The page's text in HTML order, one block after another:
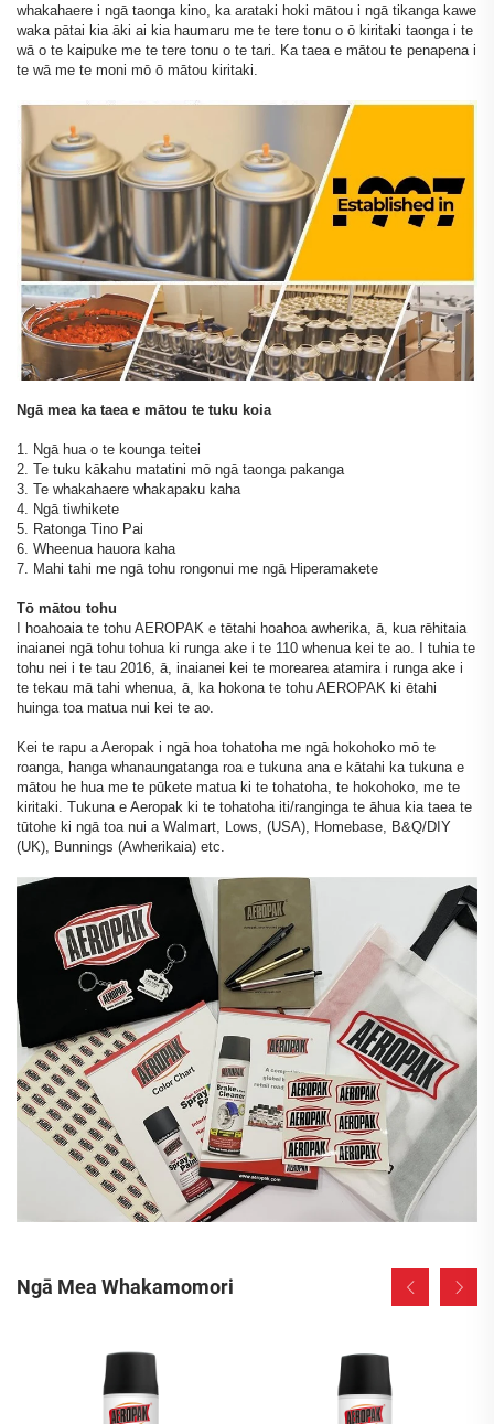
whakahaere i ngā taonga kino, ka arataki hoki mātou i ngā tikanga kawe
waka pātai kia āki ai kia haumaru me te tere tonu o ō kiritaki taonga i te
wā o te kaipuke me te tere tonu o te tari. Ka taea e mātou te penapena i
te wā me te moni mō ō mātou kiritaki.
Ngā mea ka taea e mātou te tuku koia
1. Ngā hua o te kounga teitei
2. Te tuku kākahu matatini mō ngā taonga pakanga
3. Te whakahaere whakapaku kaha
4. Ngā tiwhikete
5. Ratonga Tino Pai
6. Wheenua hauora kaha
7. Mahi tahi me ngā tohu rongonui me ngā Hiperamakete
Tō mātou tohu
I hoahoaia te tohu AEROPAK e tētahi hoahoa awherika, ā, kua rēhitaia
inaianei ngā tohu tohua ki runga ake i te 110 whenua kei te ao. I tuhia te
tohu nei i te tau 2016, ā, inaianei kei te morearea atamira i runga ake i
te tekau mā tahi whenua, ā, ka hokona te tohu AEROPAK ki ētahi
huinga toa matua nui kei te ao.
Kei te rapu a Aeropak i ngā hoa tohatoha me ngā hokohoko mō te
roanga, hanga whanaungatanga roa e tukuna ana e kātahi ka tukuna e
mātou he hua me te pūkete matua ki te tohatoha, te hokohoko, me te
kiritaki. Tukuna e Aeropak ki te tohatoha iti/ranginga te āhua kia taea te
tūtohe ki ngā toa nui a Walmart, Lows, (USA), Homebase, B&Q/DIY
(UK), Bunnings (Awherikaia) etc.
Ngā Mea Whakamomori